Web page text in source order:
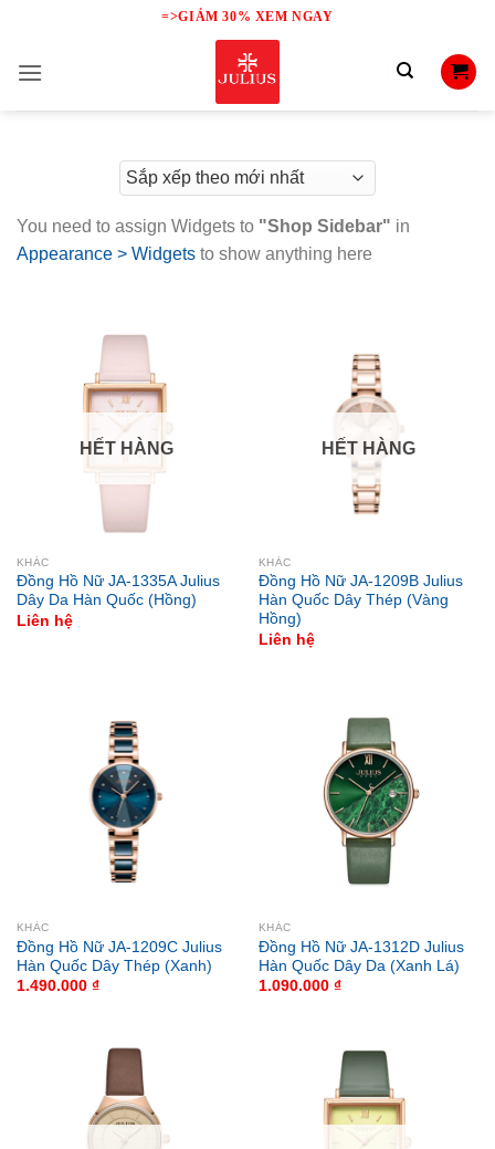
content
=>GIẢM 30% XEM NGAY
You need to assign Widgets to "Shop Sidebar" in
Appearance > Widgets to show anything here
HẾT HÀNG
KHÁC
Đồng Hồ Nữ JA-1335A Julius
Dây Da Hàn Quốc (Hồng)
Liên hệ
HẾT HÀNG
KHÁC
Đồng Hồ Nữ JA-1209B Julius
Hàn Quốc Dây Thép (Vàng
Hồng)
Liên hệ
KHÁC
Đồng Hồ Nữ JA-1209C Julius
Hàn Quốc Dây Thép (Xanh)
1.490.000 ₫
KHÁC
Đồng Hồ Nữ JA-1312D Julius
Hàn Quốc Dây Da (Xanh Lá)
1.090.000 ₫